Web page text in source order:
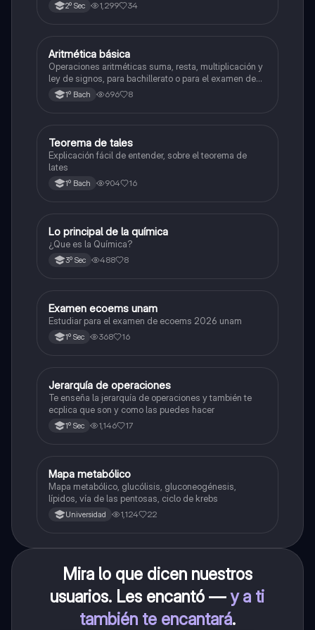
2º Sec 1,299 34
Matemáticas
Aritmética básica
Operaciones aritméticas suma, resta, multiplicación y
ley de signos, para bachillerato o para el examen de
admisión a la universidad
1º Bach 696 8
Matemáticas
Teorema de tales
Explicación fácil de entender, sobre el teorema de
lates
1º Bach 904 16
Química
Lo principal de la química
¿Que es la Química?
3º Sec 488 8
Español
Examen ecoems unam
Estudiar para el examen de ecoems 2026 unam
1º Sec 368 16
Matemáticas
Jerarquía de operaciones
Te enseña la jerarquía de operaciones y también te
ecplica que son y como las puedes hacer
1º Sec 1,146 17
Biología
Mapa metabólico
Mapa metabólico, glucólisis, gluconeogénesis,
lípidos, vía de las pentosas, ciclo de krebs
Universidad 1,124 22
Mira lo que dicen nuestros
usuarios. Les encantó —y a ti
también te encantará.